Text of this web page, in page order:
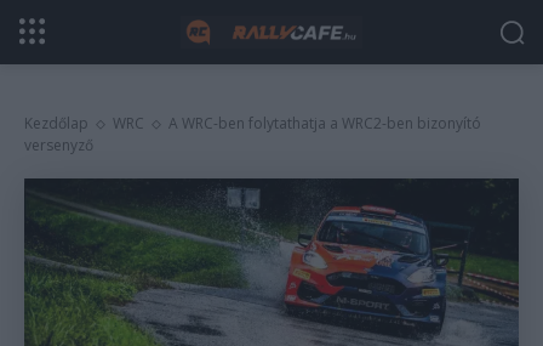
Kezdőlap WRC
A WRC-ben folytathatja a WRC2-ben bizonyító
versenyző